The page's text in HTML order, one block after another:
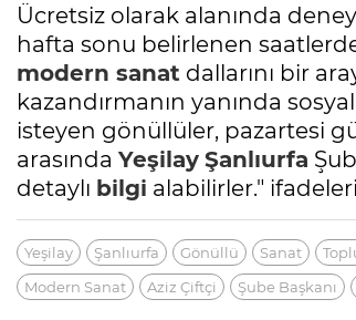
Ücretsiz olarak alanında
hafta sonu belirlenen
modern sanat dallarını bir
kazandırmanın yanında
isteyen gönüllüler, pazartesi
arasında Yeşilay Şanlıurfa
detaylı bilgi alabilirler."
Yeşilay Şanlıurfa Gönüllü Sanat
Modern Sanat
Aziz Çiftçi Şube Başkanı